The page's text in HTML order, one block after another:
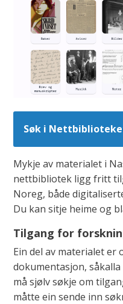
Søk i
Mykje av materialet i
nettbibliotek ligg fritt
Noreg, både
Du kan sitje heime og
Tilgang for
Ein del av materialet
dokumentasjon,
må sjølv søkje om
måtte ein sende inn